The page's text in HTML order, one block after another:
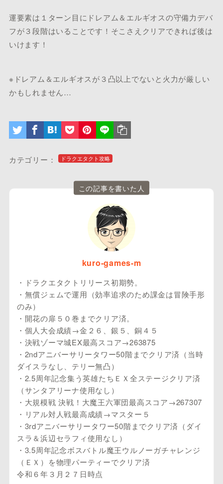
運要素は１ターン目にドレアム＆エルギオスの守備力デバ
フが３段階はいることです！そこさえクリアできれば後は
いけます！
※ドレアム＆エルギオスが３凸以上でないと火力が厳しい
かもしれません…
カテゴリー： ドラクエタクト攻略
この記事を書いた人
kuro-games-m
・ドラクエタクトリリース初期勢。
・無償ジェムで運用（効率追求のため課金は冒険手形
のみ）
・開花の扉５０巻までクリア済。
・個人大会成績→金２６、銀５、銅４５
・決戦ゾーマ城EX最高スコア→263875
・2ndアニバーサリータワー50階までクリア済（当時
ダイスラなし、テリー無凸）
・2.5周年記念集う英雄たちＥＸ全ステージクリア済
（サンタアリーナ使用なし）
・大規模戦 決戦！大魔王六軍団最高スコア→267307
・リアル対人戦最高成績→マスター５
・3rdアニバーサリータワー50階までクリア済（ダイ
スラ＆浜辺セラフィ使用なし）
・3.5周年記念ボスバトル魔王ウルノーガチャレンジ
（ＥＸ）を物理パーティーでクリア済
令和６年３月２７日時点